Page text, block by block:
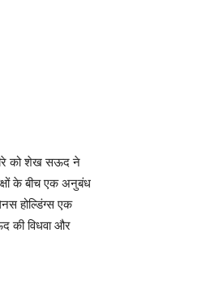
को शेख सऊद ने
के बीच एक अनुबंध
होल्डिंग्स एक
की विधवा और